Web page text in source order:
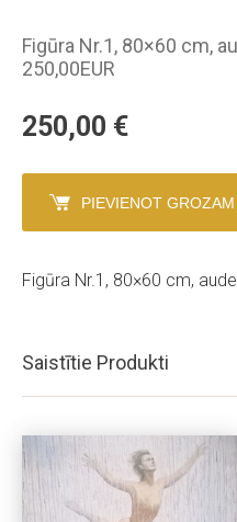
Figūra Nr.1, 80×60 cm,
250,00EUR
250,00 €
PIEVIENOT GROZAM
Figūra Nr.1, 80×60 cm,
Saistītie Produkti